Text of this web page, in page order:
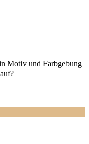
Motiv und Farbgebung
auf?